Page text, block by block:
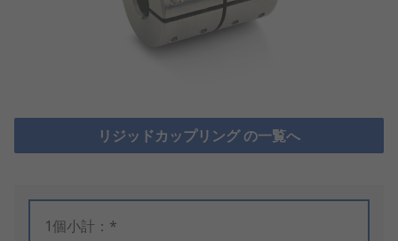
リジッドカップリング の一覧へ
1個小計：*